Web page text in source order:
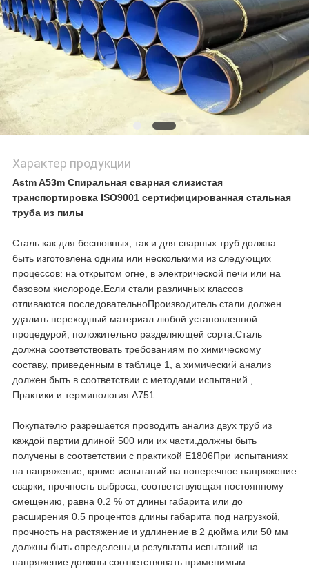
Характер продукции
Astm A53m Спиральная сварная слизистая
транспортировка ISO9001 сертифицированная стальная
труба из пилы
Сталь как для бесшовных, так и для сварных труб должна
быть изготовлена одним или несколькими из следующих
процессов: на открытом огне, в электрической печи или на
базовом кислороде.Если стали различных классов
отливаются последовательноПроизводитель стали должен
удалить переходный материал любой установленной
процедурой, положительно разделяющей сорта.Сталь
должна соответствовать требованиям по химическому
составу, приведенным в таблице 1, а химический анализ
должен быть в соответствии с методами испытаний.,
Практики и терминология A751.
Покупателю разрешается проводить анализ двух труб из
каждой партии длиной 500 или их части.должны быть
получены в соответствии с практикой E1806При испытаниях
на напряжение, кроме испытаний на поперечное напряжение
сварки, прочность выброса, соответствующая постоянному
смещению, равна 0.2 % от длины габарита или до
расширения 0.5 процентов длины габарита под нагрузкой,
прочность на растяжение и удлинение в 2 дюйма или 50 мм
должны быть определены,и результаты испытаний на
напряжение должны соответствовать применимым